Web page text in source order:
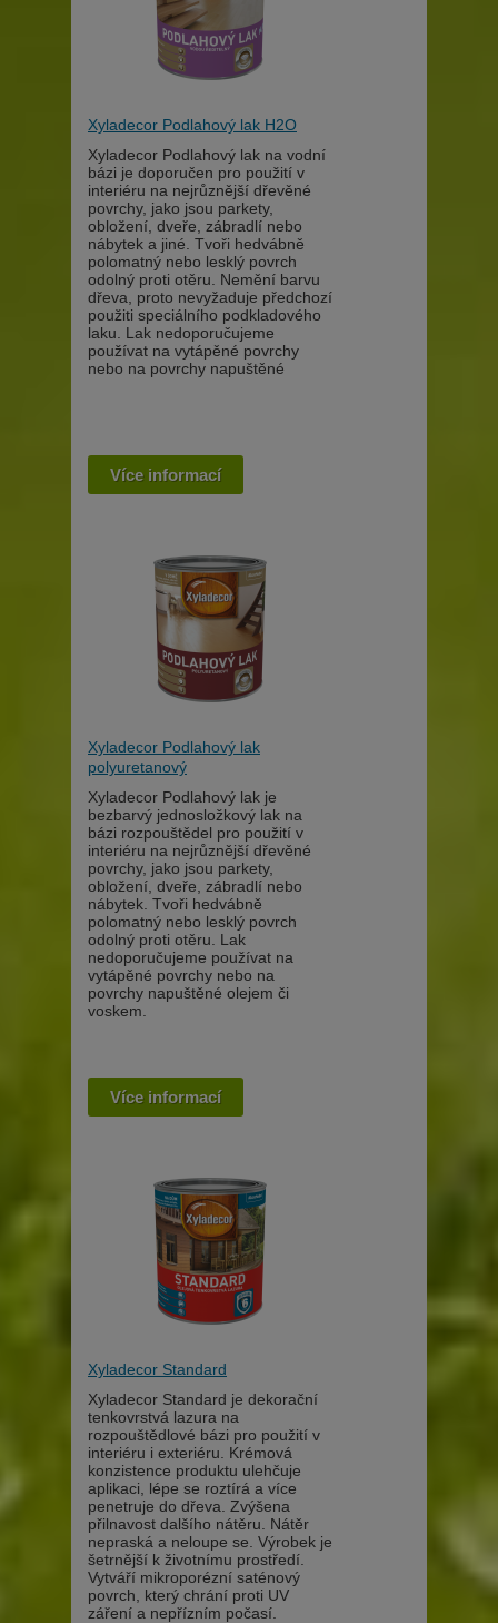
Xyladecor Podlahový lak H2O
Xyladecor Podlahový lak na vodní
bázi je doporučen pro použití v
interiéru na nejrůznější dřevěné
povrchy, jako jsou parkety,
obložení, dveře, zábradlí nebo
nábytek a jiné. Tvoři hedvábně
polomatný nebo lesklý povrch
odolný proti otěru. Nemění barvu
dřeva, proto nevyžaduje předchozí
použiti speciálního podkladového
laku. Lak nedoporučujeme
používat na vytápěné povrchy
nebo na povrchy napuštěné
Více informací
Xyladecor Podlahový lak
polyuretanový
Xyladecor Podlahový lak je
bezbarvý jednosložkový lak na
bázi rozpouštědel pro použití v
interiéru na nejrůznější dřevěné
povrchy, jako jsou parkety,
obložení, dveře, zábradlí nebo
nábytek. Tvoři hedvábně
polomatný nebo lesklý povrch
odolný proti otěru. Lak
nedoporučujeme používat na
vytápěné povrchy nebo na
povrchy napuštěné olejem či
voskem.
Více informací
Xyladecor Standard
Xyladecor Standard je dekorační
tenkovrstvá lazura na
rozpouštědlové bázi pro použití v
interiéru i exteriéru. Krémová
konzistence produktu ulehčuje
aplikaci, lépe se roztírá a více
penetruje do dřeva. Zvýšena
přilnavost dalšího nátěru. Nátěr
nepraská a neloupe se. Výrobek je
šetrnější k životnímu prostředí.
Vytváří mikroporézní saténový
povrch, který chrání proti UV
záření a nepřízním počasí.